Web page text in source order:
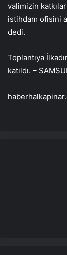
valimizin
istihdam ofisini
dedi.
Toplantıya
katıldı. –